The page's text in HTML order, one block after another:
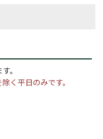
。
く平日のみです。